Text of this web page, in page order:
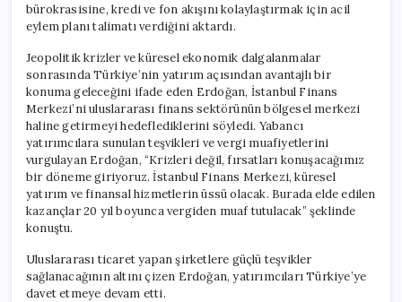
bürokrasisine, kredi ve fon akışını kolaylaştırmak için acil
eylem planı talimatı verdiğini aktardı.
Jeopolitik krizler ve küresel ekonomik dalgalanmalar
sonrasında Türkiye’nin yatırım açısından avantajlı bir
konuma geleceğini ifade eden Erdoğan, İstanbul Finans
Merkezi’ni uluslararası finans sektörünün bölgesel merkezi
haline getirmeyi hedeflediklerini söyledi. Yabancı
yatırımcılara sunulan teşvikleri ve vergi muafiyetlerini
vurgulayan Erdoğan, “Krizleri değil, fırsatları konuşacağımız
bir döneme giriyoruz. İstanbul Finans Merkezi, küresel
yatırım ve finansal hizmetlerin üssü olacak. Burada elde edilen
kazançlar 20 yıl boyunca vergiden muaf tutulacak” şeklinde
konuştu.
Uluslararası ticaret yapan şirketlere güçlü teşvikler
sağlanacağının altını çizen Erdoğan, yatırımcıları Türkiye’ye
davet etmeye devam etti.